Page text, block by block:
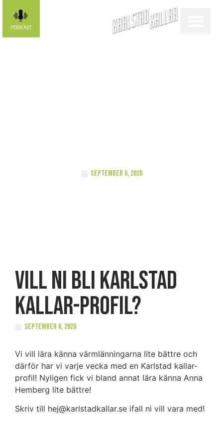
september 6, 2020
Vill ni bli Karlstad
kallar-profil?
september 6, 2020
Vi vill lära känna värmlänningarna lite bättre och
därför har vi varje vecka med en Karlstad kallar-
profil! Nyligen fick vi bland annat lära känna Anna
Hemberg lite bättre!
Skriv till hej@karlstadkallar.se ifall ni vill vara med!